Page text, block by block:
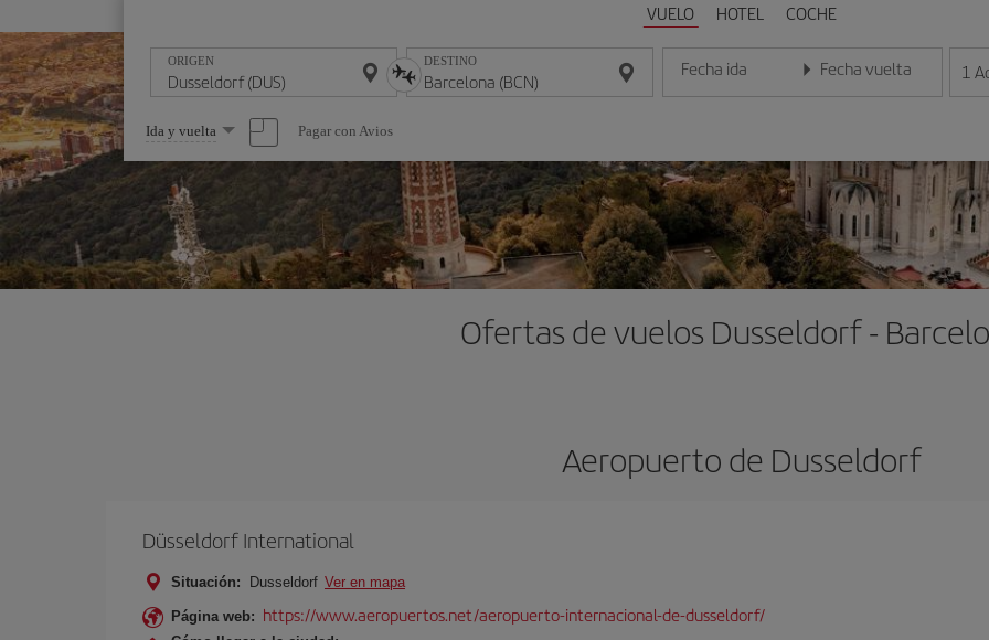
VUELO HOTEL COCHE
ORIGEN DESTINO Fecha ida
Introduce la fecha en formato día/mes/año
Fecha vuelta
Introduce la fecha en 1
Seleccione
una
opción
Ida y vuelta Pagar con Avios
Ofertas de vuelos Dusseldorf -
Aeropuerto de Dusseldorf
Düsseldorf International
Situación: Dusseldorf Ver en mapa
Página web: https://www.aeropuertos.net/aeropuerto-internacional-de-dusseldorf/